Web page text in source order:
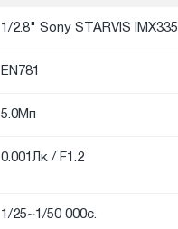
1/2.8" Sony STARVIS IMX335
EN781
5.0Мп
0.001Лк / F1.2
1/25~1/50 000с.